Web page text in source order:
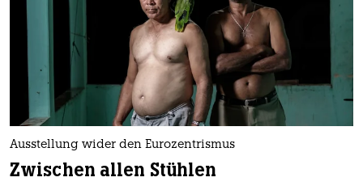
Ausstellung wider den Eurozentrismus
Zwischen allen Stühlen